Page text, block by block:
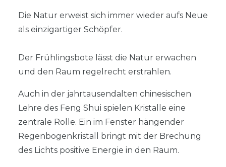
Die Natur erweist sich immer wieder aufs Neue
als einzigartiger Schöpfer.
Der Frühlingsbote lässt die Natur erwachen
und den Raum regelrecht erstrahlen.
Auch in der jahrtausendalten chinesischen
Lehre des Feng Shui spielen Kristalle eine
zentrale Rolle. Ein im Fenster hängender
Regenbogenkristall bringt mit der Brechung
des Lichts positive Energie in den Raum.